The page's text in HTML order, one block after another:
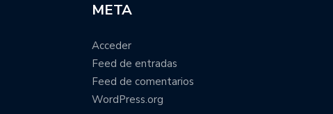
META
Acceder
Feed de entradas
Feed de comentarios
WordPress.org